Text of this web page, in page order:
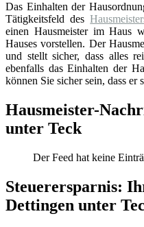
Das Einhalten der
Tätigkeitsfeld des
einen Hausmeister im Haus
Hauses vorstellen. Der
und stellt sicher, dass alles
ebenfalls das Einhalten der
können Sie sicher sein, dass er
Hausmeister-
unter Teck
Der Feed hat keine
Steuerersparnis:
Dettingen unter